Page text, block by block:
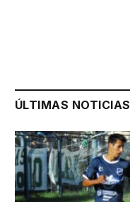
ÚLTIMAS NOTICIAS